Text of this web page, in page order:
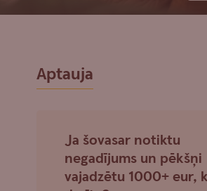
Aptauja
Ja šovasar notiktu
negadījums un pēkšņi
vajadzētu 1000+ eur,